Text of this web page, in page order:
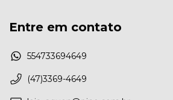
Entre em contato
554733694649
(47)3369-4649